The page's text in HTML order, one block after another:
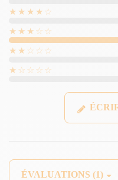
★★★★☆
★★★☆☆
★★☆☆☆
★☆☆☆☆
ÉVALUATIONS (1)